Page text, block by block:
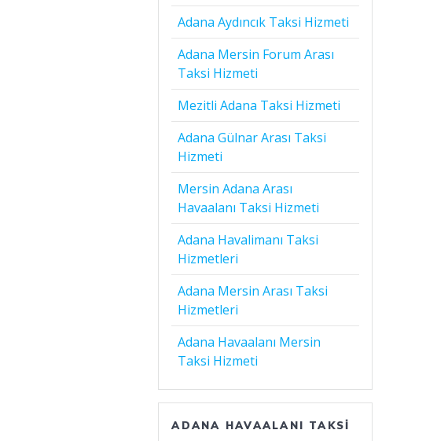
Adana Aydıncık Taksi Hizmeti
Adana Mersin Forum Arası
Taksi Hizmeti
Mezitli Adana Taksi Hizmeti
Adana Gülnar Arası Taksi
Hizmeti
Mersin Adana Arası
Havaalanı Taksi Hizmeti
Adana Havalimanı Taksi
Hizmetleri
Adana Mersin Arası Taksi
Hizmetleri
Adana Havaalanı Mersin
Taksi Hizmeti
ADANA HAVAALANI TAKSI